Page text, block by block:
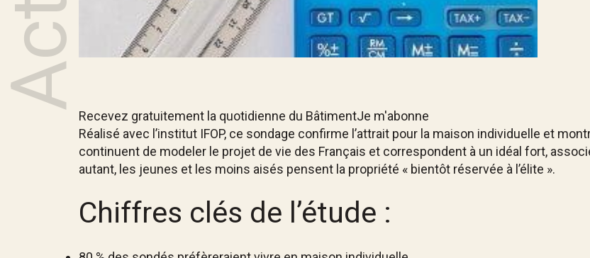
Recevez gratuitement la quotidienne du BâtimentJe m'abonne
Réalisé avec l’institut IFOP, ce sondage confirme l’attrait pour la maison individuelle et
continuent de modeler le projet de vie des Français et correspondent à un idéal fort,
autant, les jeunes et les moins aisés pensent la propriété « bientôt réservée à l’élite ».
Chiffres clés de l’étude :